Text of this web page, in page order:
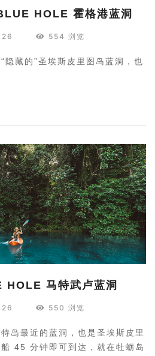
HOLE 霍格港蓝洞
554 浏览
隐藏的”圣埃斯皮里图岛蓝洞，也
马特武卢蓝洞
550 浏览
岛最近的蓝洞，也是圣埃斯皮里
45 分钟即可到达，就在牡蛎岛